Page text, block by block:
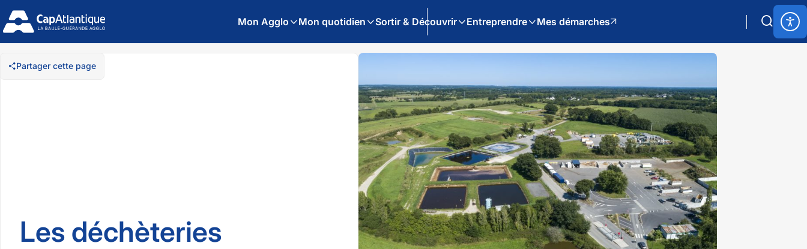
Mon Agglo Mon quotidien Sortir & Découvrir Entreprendre Mes démarches
Les déchèteries
Partager cette page